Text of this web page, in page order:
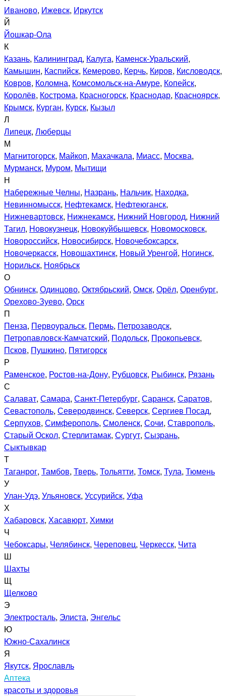
Иваново, Ижевск, Иркутск
Й
Йошкар-Ола
К
Казань, Калининград, Калуга, Каменск-Уральский,
Камышин, Каспийск, Кемерово, Керчь, Киров, Кисловодск,
Ковров, Коломна, Комсомольск-на-Амуре, Копейск,
Королёв, Кострома, Красногорск, Краснодар, Красноярск,
Крымск, Курган, Курск, Кызыл
Л
Липецк, Люберцы
М
Магнитогорск, Майкоп, Махачкала, Миасс, Москва,
Мурманск, Муром, Мытищи
Н
Набережные Челны, Назрань, Нальчик, Находка,
Невинномысск, Нефтекамск, Нефтеюганск,
Нижневартовск, Нижнекамск, Нижний Новгород, Нижний
Тагил, Новокузнецк, Новокуйбышевск, Новомосковск,
Новороссийск, Новосибирск, Новочебоксарск,
Новочеркасск, Новошахтинск, Новый Уренгой, Ногинск,
Норильск, Ноябрьск
О
Обнинск, Одинцово, Октябрьский, Омск, Орёл, Оренбург,
Орехово-Зуево, Орск
П
Пенза, Первоуральск, Пермь, Петрозаводск,
Петропавловск-Камчатский, Подольск, Прокопьевск,
Псков, Пушкино, Пятигорск
Р
Раменское, Ростов-на-Дону, Рубцовск, Рыбинск, Рязань
С
Салават, Самара, Санкт-Петербург, Саранск, Саратов,
Севастополь, Северодвинск, Северск, Сергиев Посад,
Серпухов, Симферополь, Смоленск, Сочи, Ставрополь,
Старый Оскол, Стерлитамак, Сургут, Сызрань,
Сыктывкар
Т
Таганрог, Тамбов, Тверь, Тольятти, Томск, Тула, Тюмень
У
Улан-Удэ, Ульяновск, Уссурийск, Уфа
Х
Хабаровск, Хасавюрт, Химки
Ч
Чебоксары, Челябинск, Череповец, Черкесск, Чита
Ш
Шахты
Щ
Щелково
Э
Электросталь, Элиста, Энгельс
Ю
Южно-Сахалинск
Я
Якутск, Ярославль
Аптека
красоты и здоровья